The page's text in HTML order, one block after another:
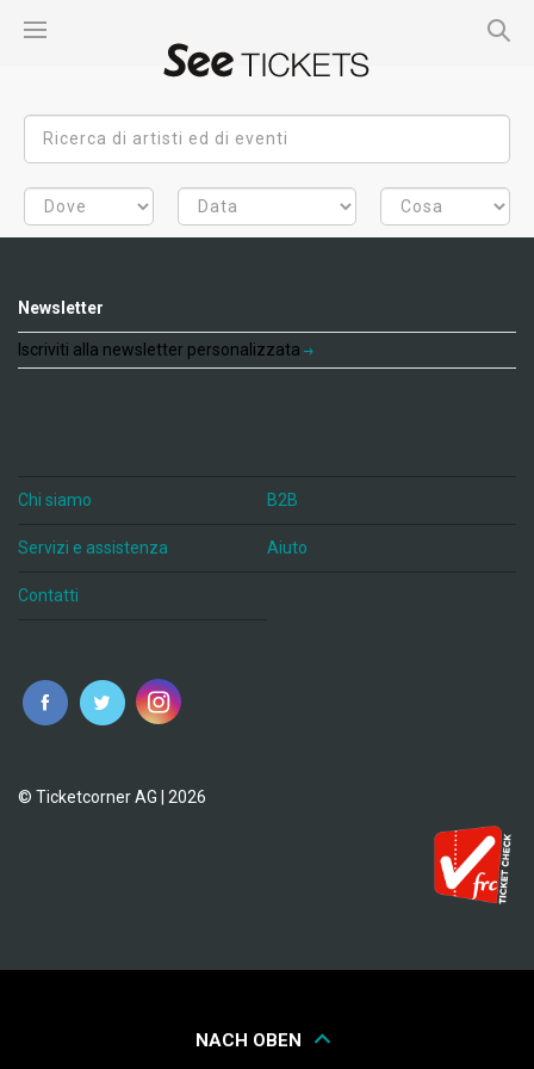
Newsletter
Iscriviti alla newsletter personalizzata
Chi siamo B2B
Servizi e assistenza Aiuto
Contatti
© Ticketcorner AG | 2026
NACH OBEN